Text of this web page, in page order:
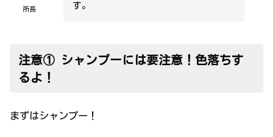
所長
す。
注意① シャンプーには要注意！色落ちす
るよ！
まずはシャンプー！